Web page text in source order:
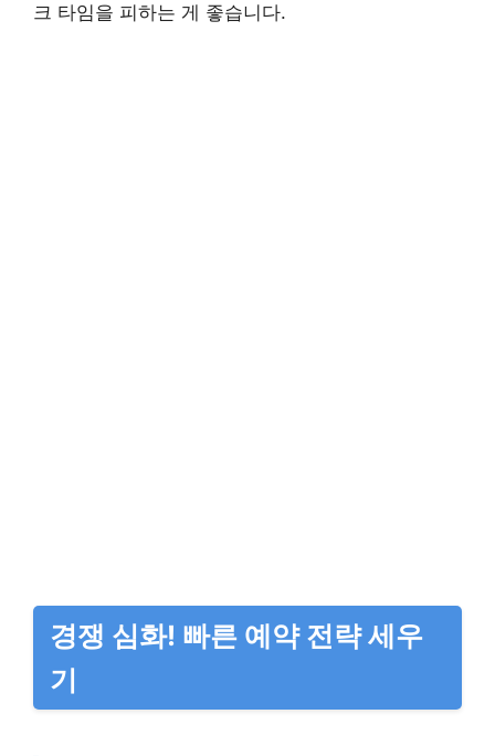
크 타임을 피하는 게 좋습니다.
경쟁 심화! 빠른 예약 전략 세우
기